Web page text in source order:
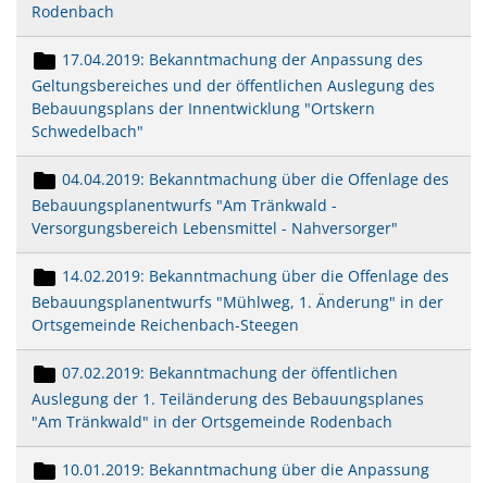
Rodenbach
17.04.2019: Bekanntmachung der Anpassung des
Geltungsbereiches und der öffentlichen Auslegung des
Bebauungsplans der Innentwicklung "Ortskern
Schwedelbach"
04.04.2019: Bekanntmachung über die Offenlage des
Bebauungsplanentwurfs "Am Tränkwald -
Versorgungsbereich Lebensmittel - Nahversorger"
14.02.2019: Bekanntmachung über die Offenlage des
Bebauungsplanentwurfs "Mühlweg, 1. Änderung" in der
Ortsgemeinde Reichenbach-Steegen
07.02.2019: Bekanntmachung der öffentlichen
Auslegung der 1. Teiländerung des Bebauungsplanes
"Am Tränkwald" in der Ortsgemeinde Rodenbach
10.01.2019: Bekanntmachung über die Anpassung